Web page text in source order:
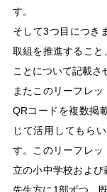
す。
そして3つ目につき
取組を推進するこ
ことについて記載さ
またこのリーフレ
QRコードを複数掲
じて活用してもら
す。このリーフレ
立の小中学校およ